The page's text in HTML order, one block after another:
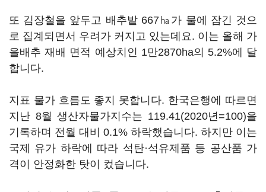
또 김장철을 앞두고 배추밭 667㏊가 물에 잠긴 것으
로 집계되면서 우려가 커지고 있는데요. 이는 올해 가
을배추 재배 면적 예상치인 1만2870ha의 5.2%에 달
합니다.
지표 물가 흐름도 좋지 못합니다. 한국은행에 따르면
지난 8월 생산자물가지수는 119.41(2020년=100)을
기록하며 전월 대비 0.1% 하락했습니다. 하지만 이는
국제 유가 하락에 따라 석탄·석유제품 등 공산품 가
격이 안정화한 탓이 컸습니다.